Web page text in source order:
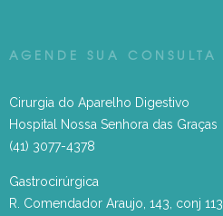
AGENDE SUA CONSULTA
Cirurgia do Aparelho Digestivo
Hospital Nossa Senhora das Graças
(41) 3077-4378
Gastrocirúrgica
R. Comendador Araujo, 143, conj 113